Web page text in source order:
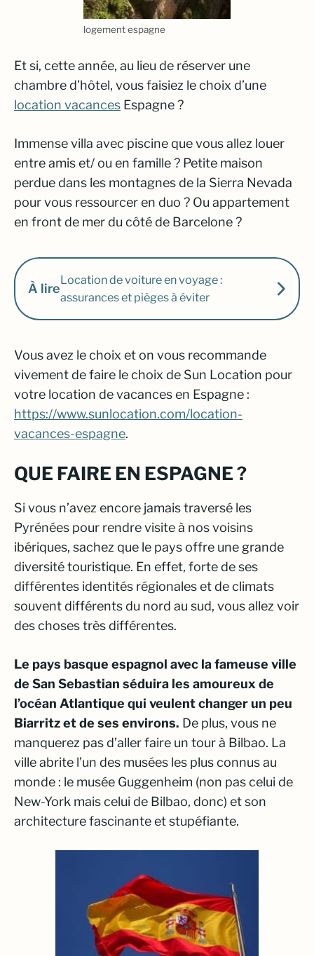
logement espagne
Et si, cette année, au lieu de réserver une
chambre d’hôtel, vous faisiez le choix d’une
location vacances Espagne ?
Immense villa avec piscine que vous allez louer
entre amis et/ ou en famille ? Petite maison
perdue dans les montagnes de la Sierra Nevada
pour vous ressourcer en duo ? Ou appartement
en front de mer du côté de Barcelone ?
À lire
Location de voiture en voyage :
assurances et pièges à éviter
Vous avez le choix et on vous recommande
vivement de faire le choix de Sun Location pour
votre location de vacances en Espagne :
https://www.sunlocation.com/location-
vacances-espagne.
QUE FAIRE EN ESPAGNE ?
Si vous n’avez encore jamais traversé les
Pyrénées pour rendre visite à nos voisins
ibériques, sachez que le pays offre une grande
diversité touristique. En effet, forte de ses
différentes identités régionales et de climats
souvent différents du nord au sud, vous allez voir
des choses très différentes.
Le pays basque espagnol avec la fameuse ville
de San Sebastian séduira les amoureux de
l’océan Atlantique qui veulent changer un peu
Biarritz et de ses environs. De plus, vous ne
manquerez pas d’aller faire un tour à Bilbao. La
ville abrite l’un des musées les plus connus au
monde : le musée Guggenheim (non pas celui de
New-York mais celui de Bilbao, donc) et son
architecture fascinante et stupéfiante.